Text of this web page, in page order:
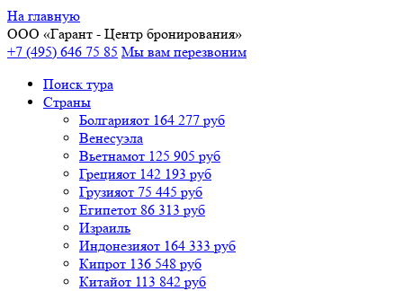
На главную
ООО «Гарант - Центр бронирования»
+7 (495) 646 75 85 Мы вам перезвоним
Поиск тура
Cтраны
Болгарияот 164 277 руб
Венесуэла
Вьетнамот 125 905 руб
Грецияот 142 193 руб
Грузияот 75 445 руб
Египетот 86 313 руб
Израиль
Индонезияот 164 333 руб
Кипрот 136 548 руб
Китайот 113 842 руб